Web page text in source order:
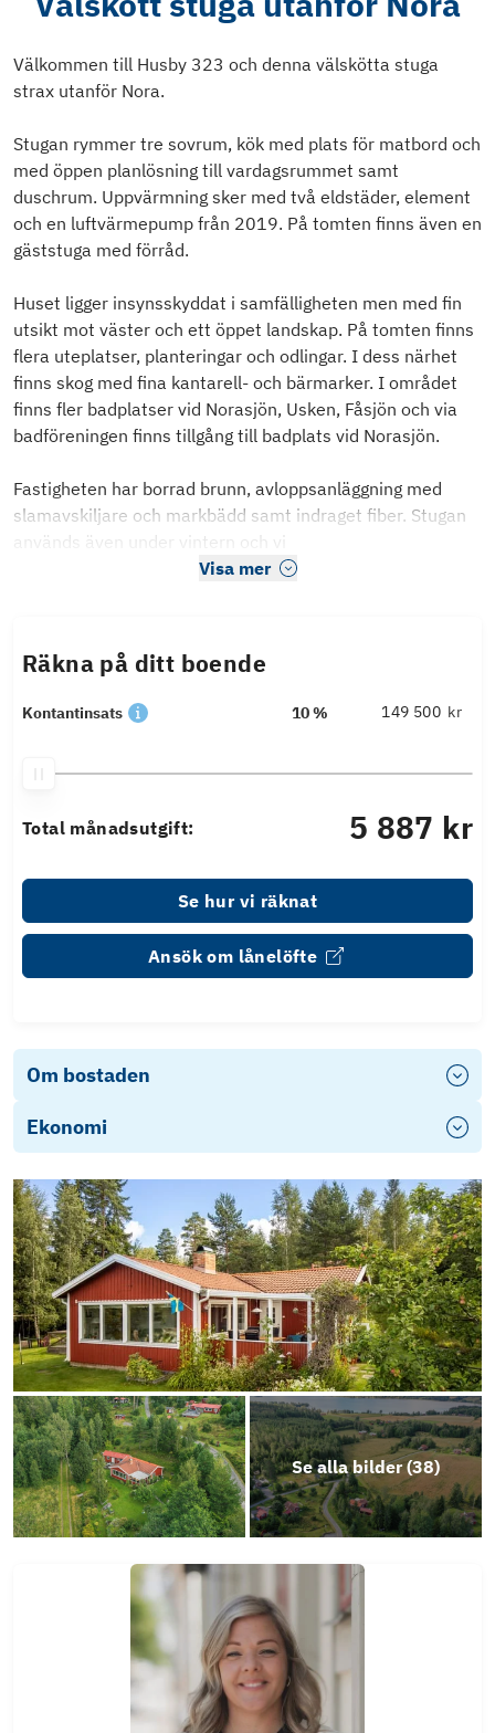
Välkommen till Husby 323 och denna välskötta stuga
strax utanför Nora.
Stugan rymmer tre sovrum, kök med plats för matbord och
med öppen planlösning till vardagsrummet samt
duschrum. Uppvärmning sker med två eldstäder, element
och en luftvärmepump från 2019. På tomten finns även en
gäststuga med förråd.
Huset ligger insynsskyddat i samfälligheten men med fin
utsikt mot väster och ett öppet landskap. På tomten finns
flera uteplatser, planteringar och odlingar. I dess närhet
finns skog med fina kantarell- och bärmarker. I området
finns fler badplatser vid Norasjön, Usken, Fåsjön och via
badföreningen finns tillgång till badplats vid Norasjön.
Fastigheten har borrad brunn, avloppsanläggning med
slamavskiljare och markbädd samt indraget fiber. Stugan
används även under vintern och vi
Visa mer
Räkna på ditt boende
Kontantinsats 10 % kr
Total månadsutgift: 5 887 kr
Se hur vi räknat
Ansök om lånelöfte
Om bostaden
Ekonomi
Se alla bilder (38)